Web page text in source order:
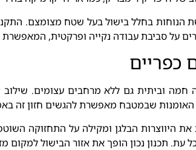
בחלל בישול בעל שטח מצומצם.
על סביבת עבודה נקייה ופרקטית,
כפריים
חמה וביתית גם ללא מרחבים עצומים.
שבמטבח מאפשרת להגשים חזון זה
היווצרות הבלגן ומקילה על התחזוקה
תכנון נכון הופך את אזור הבישול למקום